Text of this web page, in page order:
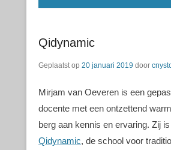
Qidynamic
Geplaatst op 20 januari 2019 door
Mirjam van Oeveren is een
docente met een ontzettend
berg aan kennis en ervaring. Zij
Qidynamic, de school voor